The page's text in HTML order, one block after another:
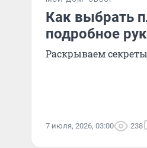
Как выбрать
подробное
Раскрываем
7 июля, 2026, 03:00 238